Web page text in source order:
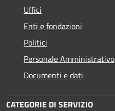
Uffici
Enti e fondazioni
Politici
Personale Amministrativo
Documenti e dati
CATEGORIE DI SERVIZIO